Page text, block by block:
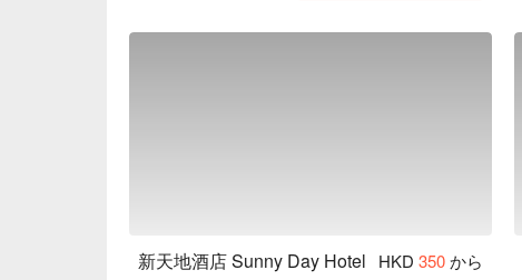
新天地酒店 Sunny Day Hotel HKD 350から